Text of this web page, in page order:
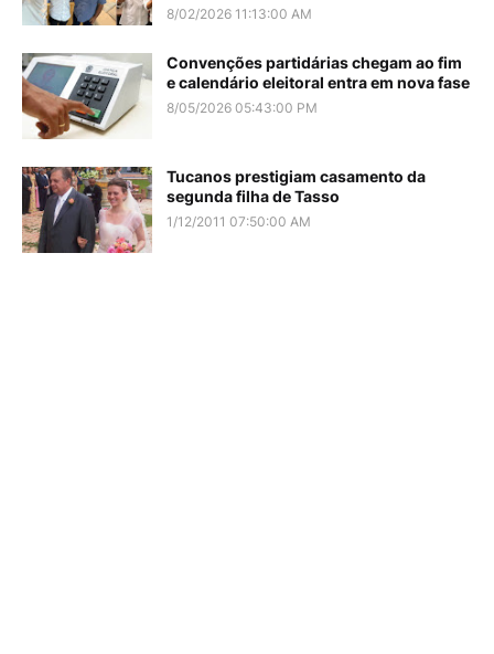
8/02/2026 11:13:00 AM
Convenções partidárias chegam ao fim
e calendário eleitoral entra em nova fase
8/05/2026 05:43:00 PM
Tucanos prestigiam casamento da
segunda filha de Tasso
1/12/2011 07:50:00 AM